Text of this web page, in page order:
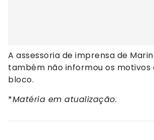
A assessoria de imprensa de
também não informou os motivos
bloco.
*Matéria em atualização.